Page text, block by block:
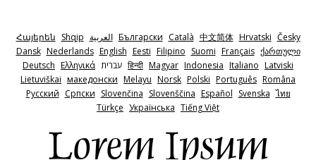
Հայերեն Shqip ‫العربية Български Català 中文简体 Hrvatski Česky
Dansk Nederlands English Eesti Filipino Suomi Français ქართული
Deutsch Ελληνικά ‫עברית हिन्दी Magyar Indonesia Italiano Latviski
Lietuviškai македонски Melayu Norsk Polski Português Româna
Pyccкий Српски Slovenčina Slovenščina Español Svenska ไทย
Türkçe Українська Tiếng Việt
Lorem Ipsum